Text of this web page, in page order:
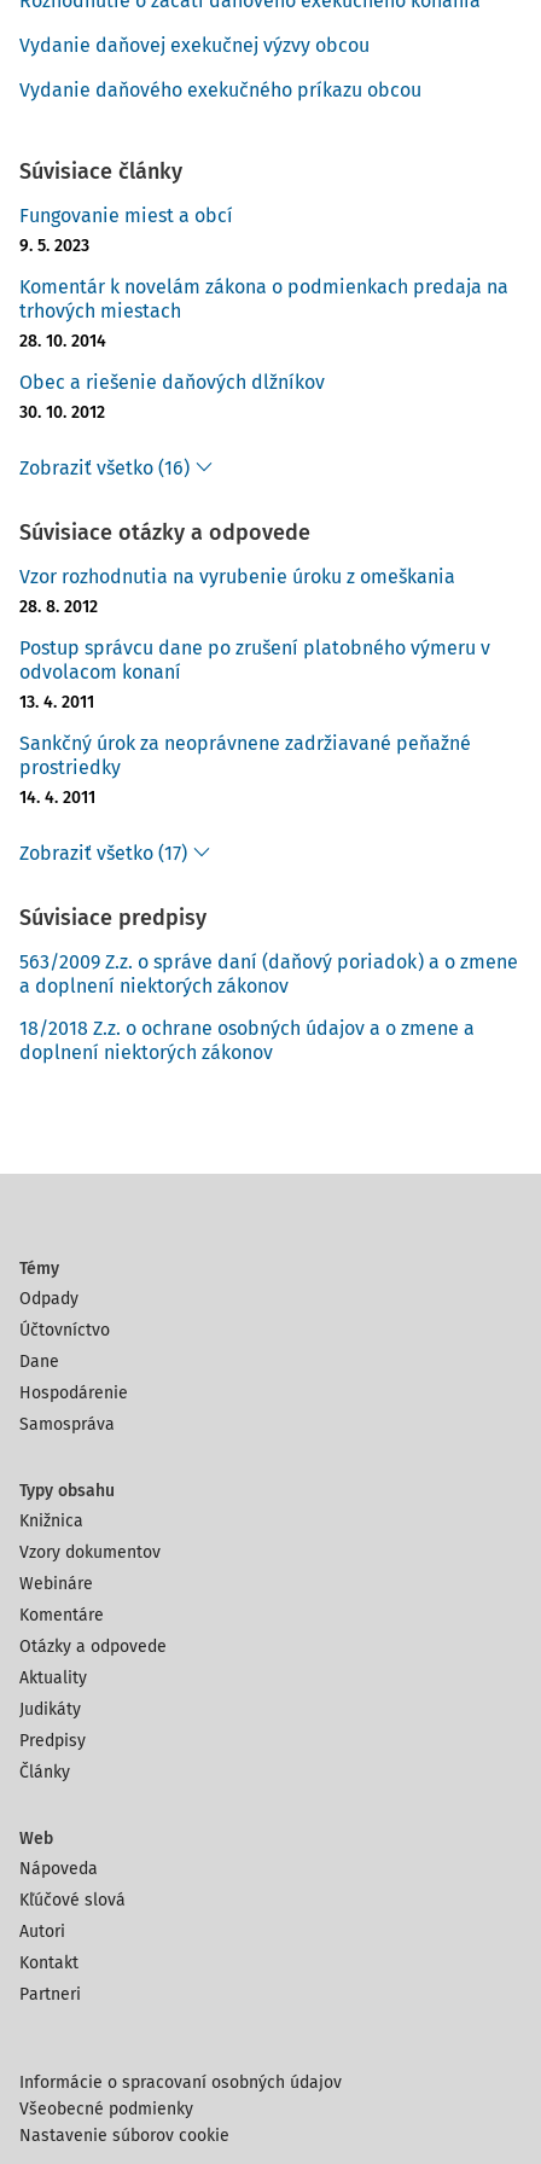
rozhodnutie si zamestnávateľ prevzal a prestal
zamestnancovi, daňovému dlžníkovi, vyplácať mzdu
v tomt
Vydanie daňovej exekučnej výzvy obcou
Vydanie daňového exekučného príkazu obcou
Súvisiace články
Fungovanie miest a obcí
9. 5. 2023
Komentár k novelám zákona o podmienkach predaja na
trhových miestach
28. 10. 2014
Obec a riešenie daňových dlžníkov
30. 10. 2012
Zobraziť všetko (16)
Súvisiace otázky a odpovede
Vzor rozhodnutia na vyrubenie úroku z omeškania
28. 8. 2012
Postup správcu dane po zrušení platobného výmeru v
odvolacom konaní
13. 4. 2011
Sankčný úrok za neoprávnene zadržiavané peňažné
prostriedky
14. 4. 2011
Zobraziť všetko (17)
Súvisiace predpisy
563/2009 Z.z. o správe daní (daňový poriadok) a o zmene
a doplnení niektorých zákonov
18/2018 Z.z. o ochrane osobných údajov a o zmene a
doplnení niektorých zákonov
Témy
Odpady
Účtovníctvo
Dane
Hospodárenie
Samospráva
Typy obsahu
Knižnica
Vzory dokumentov
Webináre
Komentáre
Otázky a odpovede
Aktuality
Judikáty
Predpisy
Články
Web
Nápoveda
Kľúčové slová
Autori
Kontakt
Partneri
Informácie o spracovaní osobných údajov
Všeobecné podmienky
Nastavenie súborov cookie